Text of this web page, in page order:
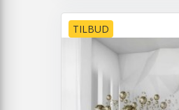
TILBUD